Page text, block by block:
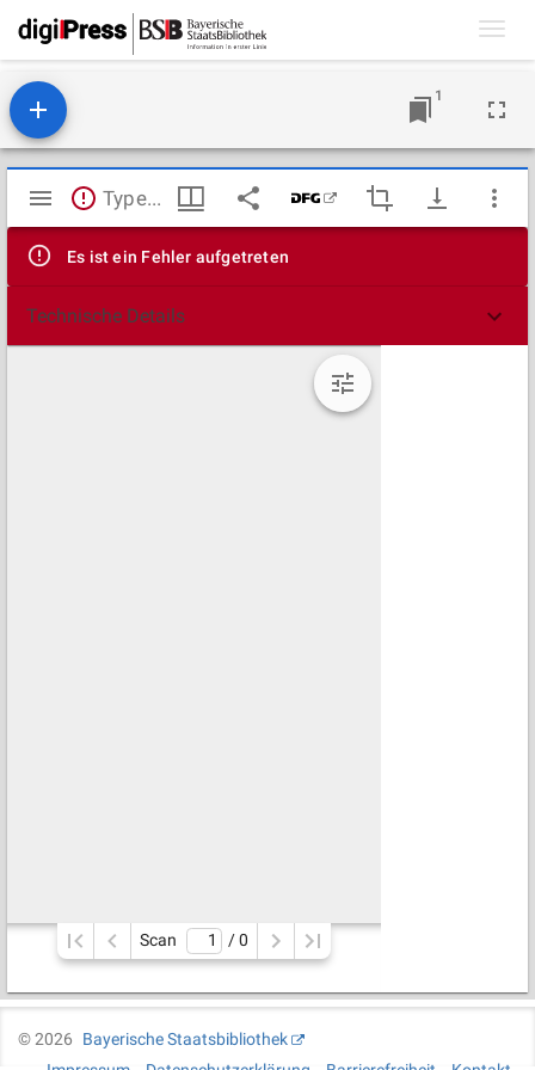
1
Mirador
Viewer
TypeError: Failed to fetch
Es ist ein Fehler aufgetreten
Technische Details
Scan / 0
©2026
Bayerische Staatsbibliothek